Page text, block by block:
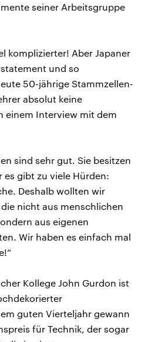
seiner Arbeitsgruppe
komplizierter! Aber Japaner
und so
50-jährige Stammzellen-
absolut keine
einem Interview mit dem
sind sehr gut. Sie besitzen
es gibt zu viele Hürden:
Deshalb wollten wir
nicht aus menschlichen
aus eigenen
Wir haben es einfach mal
Kollege John Gurdon ist
guten Vierteljahr gewann
für Technik, der sogar